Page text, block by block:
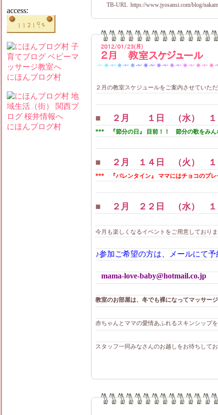
TB-URL https://www.jyosansi.com/blog/
2012/01/23(月)
２月 教室スケジュール
２月の教室スケジュールをご案内させていた
■ ２月 １日 （水） １
*** 『節分の日』 目前！！ 節分の歌をみん
■ ２月 １４日 （火） １
*** 『バレンタイン』 ママにはチョコのプレ
■ ２月 ２２日 （水） １
今月も楽しくなるイベントをご用意しており
♪参加ご希望の方は、メールにて
mama-love-baby@hotmail.co.jp
教室のお部屋は、冬でも裸になってマッサー
赤ちゃんとママの愛情あふれるスキンシップ
スタッフ一同みなさんのお越しをお待ちして
access:
にほんブログ村
にほんブログ村